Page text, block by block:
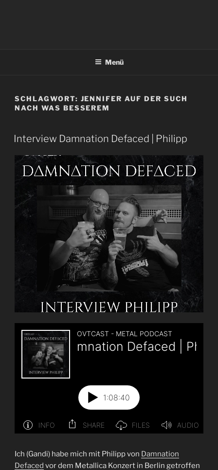
Menü
SCHLAGWORT: JENNIFER AUF DER SUCH
NACH WAS BESSEREM
Interview Damnation Defaced | Philipp
Ich (Gandi) habe mich mit Philipp von Damnation
Defaced vor dem Metallica Konzert in Berlin getroffen